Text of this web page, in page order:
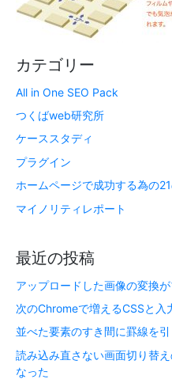
カテゴリー
All in One SEO Pack
つくばweb研究所
ケーススタディ
プラグイン
ホームページで成功する為の
マイノリティレポート
最近の投稿
アップロードした画像の変換
次のChromeで増えるCSSと入
並べた要素のすき間に罫線を
読み込み直さない画面切り替
なった